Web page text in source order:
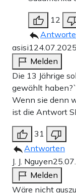
12
asisi1
Melden
Die 13 Jährige
gewählt haben?`
Wenn sie denn
ist die Antwort
31
Antworten
J. J. Nguyen
Melden
Wäre nicht